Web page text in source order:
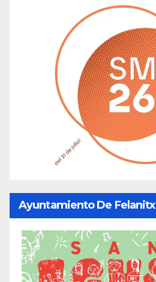
Ayuntamiento De Felanitx